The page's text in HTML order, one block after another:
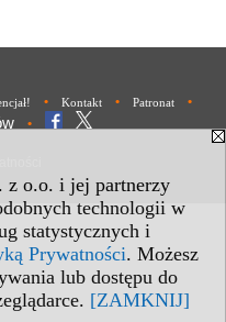
z o.o. i jej partnerzy
technologii w
statystycznych i
Prywatności. Możesz
lub dostępu do
[ZAMKNIJ]
• Kontakt • Patronat •
•